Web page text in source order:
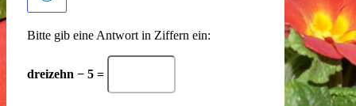
Bitte gib eine Antwort in Ziffern ein:
dreizehn − 5 =